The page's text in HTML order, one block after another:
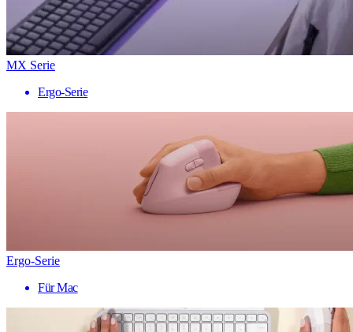
MX Serie
Ergo-Serie
Ergo-Serie
Für Mac